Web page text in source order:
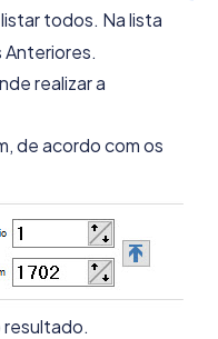
todos. Na lista
realizar a
de acordo com os
resultado.